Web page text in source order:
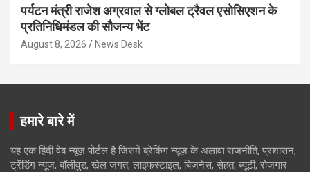
पर्यटन मंत्री राजेश अग्रवाल से ग्लोबल ट्रैवल एसोसिएशन के
प्रतिनिधिमंडल की सौजन्य भेंट
August 8, 2026 News Desk
हमारे बारे में
यह एक हिंदी वेब न्यूज़ पोर्टल है जिसमें ब्रेकिंग न्यूज़ के अलावा राजनीति, प्रशासन,
ट्रेंडिंग न्यूज, बॉलीवुड, खेल जगत, लाइफस्टाइल, बिजनेस, सेहत, ब्यूटी, रोजगार